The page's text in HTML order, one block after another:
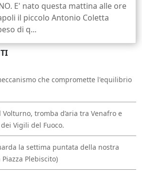
E' nato questa mattina alle ore
il piccolo Antonio Coletta
di q...
che compromette l'equilibrio
tromba d’aria tra Venafro e
Vigili del Fuoco.
la settima puntata della nostra
Plebiscito)